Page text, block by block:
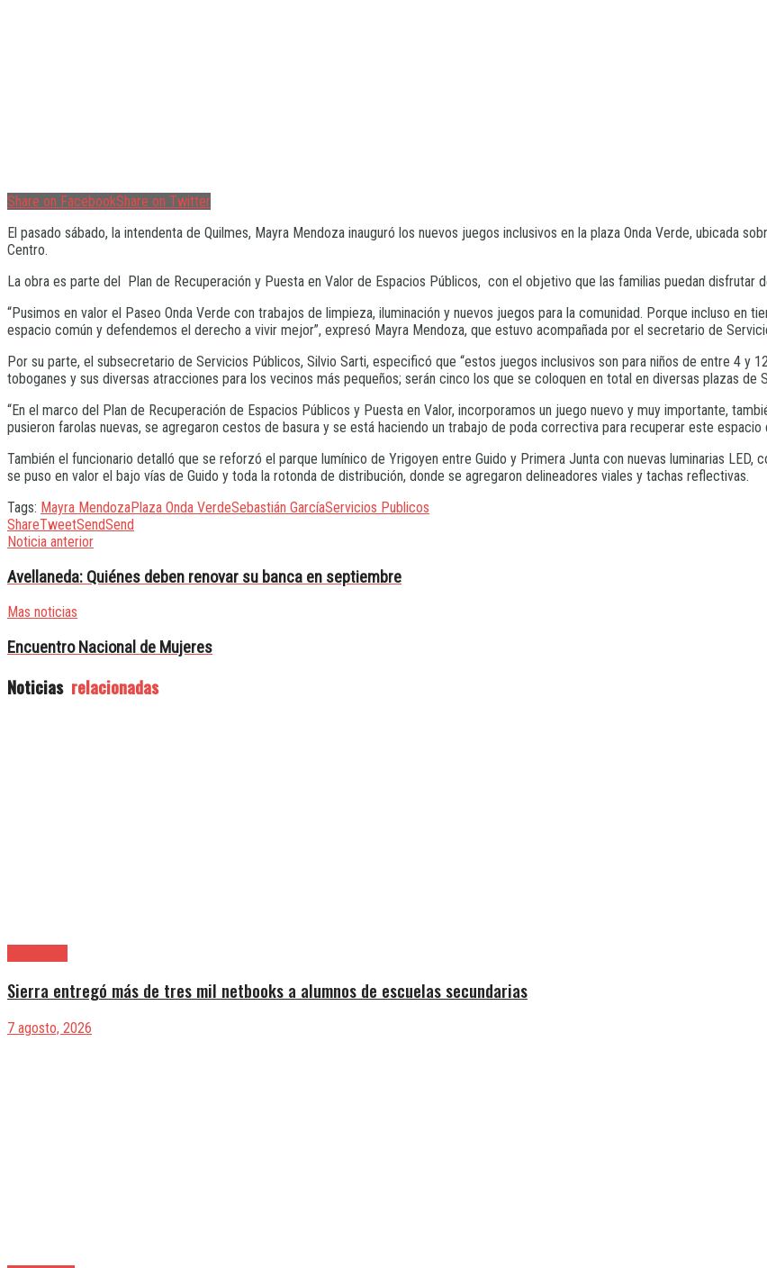
Share on FacebookShare on Twitter
El pasado sábado, la intendenta de Quilmes, Mayra Mendoza inauguró los nuevos juegos inclusivos en la plaza Onda Verde, ubicada
Centro.
La obra es parte del Plan de Recuperación y Puesta en Valor de Espacios Públicos, con el objetivo que las familias puedan disfrutar
“Pusimos en valor el Paseo Onda Verde con trabajos de limpieza, iluminación y nuevos juegos para la comunidad. Porque incluso en
espacio común y defendemos el derecho a vivir mejor”, expresó Mayra Mendoza, que estuvo acompañada por el secretario de
Por su parte, el subsecretario de Servicios Públicos, Silvio Sarti, especificó que “estos juegos inclusivos son para niños de entre 4 y
toboganes y sus diversas atracciones para los vecinos más pequeños; serán cinco los que se coloquen en total en diversas plazas de
“En el marco del Plan de Recuperación de Espacios Públicos y Puesta en Valor, incorporamos un juego nuevo y muy importante,
pusieron farolas nuevas, se agregaron cestos de basura y se está haciendo un trabajo de poda correctiva para recuperar este espacio
También el funcionario detalló que se reforzó el parque lumínico de Yrigoyen entre Guido y Primera Junta con nuevas luminarias LED,
se puso en valor el bajo vías de Guido y toda la rotonda de distribución, donde se agregaron delineadores viales y tachas reflectivas.
Tags: Mayra MendozaPlaza Onda VerdeSebastián GarcíaServicios Publicos
ShareTweetSendSend
Noticia anterior
Avellaneda: Quiénes deben renovar su banca en septiembre
Mas noticias
Encuentro Nacional de Mujeres
Noticias relacionadas
Sierra entregó más de tres mil netbooks a alumnos de escuelas secundarias
7 agosto, 2026